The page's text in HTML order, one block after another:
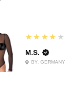
4
★★★★★
M.S.
BY, GERMANY